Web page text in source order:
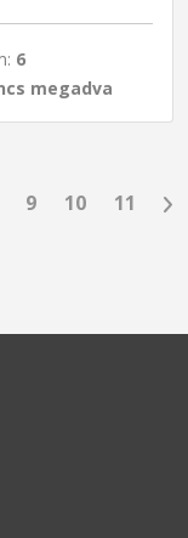
6
megadva
9 10 11